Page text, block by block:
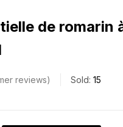
de romarin
reviews Sold: 15